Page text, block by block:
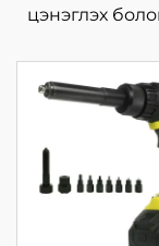
цэнэглэх
барьж
цэвэрлэх
үйлдвэрийн
өөрсдөө
шидэх